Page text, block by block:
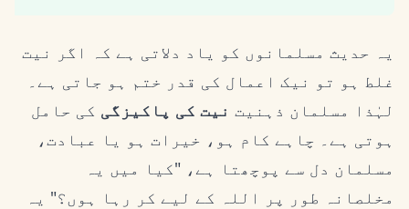
یہ حدیث مسلمانوں کو یاد دلاتی ہے کہ اگر نیت
غلط ہو تو نیک اعمال کی قدر ختم ہو جاتی ہے۔
لہٰذا مسلمان ذہنیت نیت کی پاکیزگی کی حامل
ہوتی ہے۔ چاہے کام ہو، خیرات ہو یا عبادت،
مسلمان دل سے پوچھتا ہے، "کیا میں یہ
مخلصانہ طور پر اللہ کے لیے کر رہا ہوں؟" یہ